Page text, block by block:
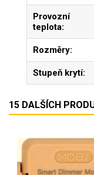
Provozní
teplota:
Rozměry:
Stupeň krytí:
15 DALŠÍCH